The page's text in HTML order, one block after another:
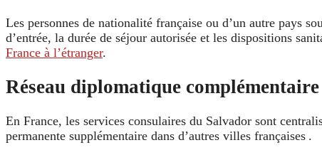
Les personnes de nationalité française ou d’un autre pays
d’entrée, la durée de séjour autorisée et les dispositions
France à l’étranger.
Réseau diplomatique complémentaire
En France, les services consulaires du Salvador sont
permanente supplémentaire dans d’autres villes françaises .